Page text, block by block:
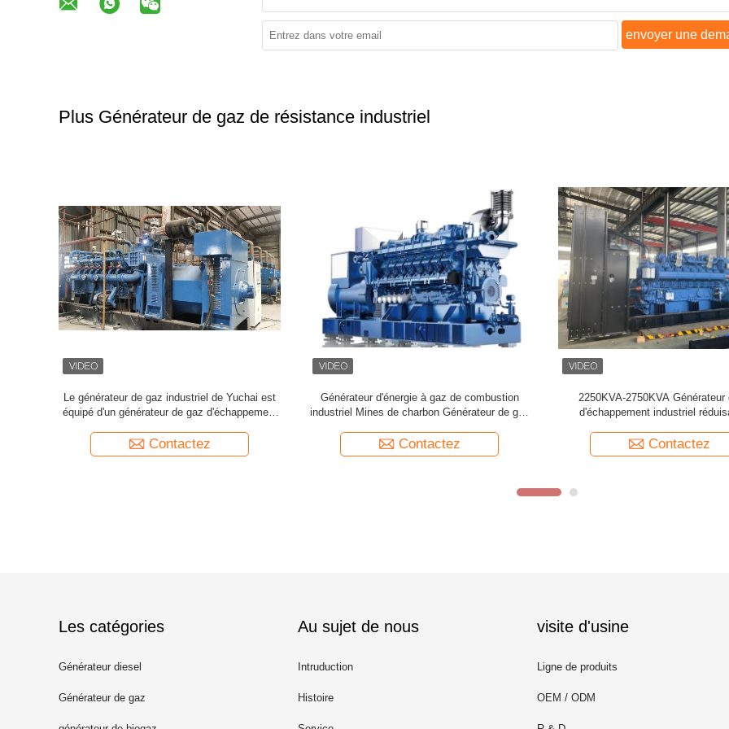
envoyer une
Plus Générateur de gaz de résistance industriel
Générateur d'énergie par gaz d'échappement
Yuchai YC16VC de 800 kW à 1650 kW
Contactez
YC16VC générateur de gaz d'échappement
personnalisé
Contactez
Système de générateur de gaz
déchets de 850 kW à 1650 kW
Contactez
Les catégories
Générateur diesel
Générateur de gaz
Au sujet de nous
Intruduction
Histoire
visite d'usine
Ligne de produits
OEM / ODM